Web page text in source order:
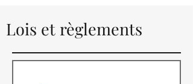
Lois et règlements